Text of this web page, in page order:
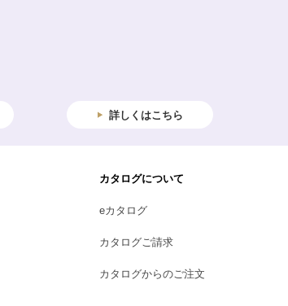
詳しくはこちら
カタログについて
eカタログ
カタログご請求
カタログからのご注文